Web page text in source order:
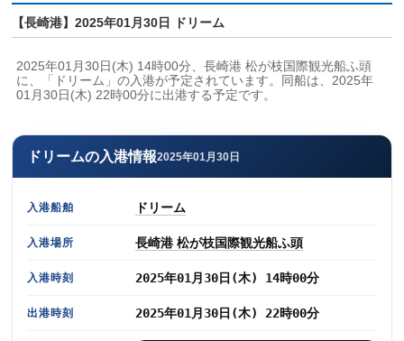
【長崎港】2025年01月30日 ドリーム
2025年01月30日(木) 14時00分、長崎港 松が枝国際観光船ふ頭
に、「ドリーム」の入港が予定されています。同船は、2025年
01月30日(木) 22時00分に出港する予定です。
ドリームの入港情報2025年01月30日
入港船舶 ドリーム
入港場所 長崎港 松が枝国際観光船ふ頭
入港時刻 2025年01月30日(木) 14時00分
出港時刻 2025年01月30日(木) 22時00分
新規登録 パスワードを忘れた方